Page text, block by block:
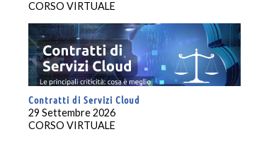
CORSO VIRTUALE
Contratti di Servizi Cloud
29 Settembre 2026
CORSO VIRTUALE